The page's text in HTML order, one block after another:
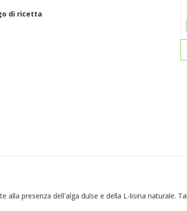
di ricetta
presenza dell'alga dulse e della L-lisina naturale.